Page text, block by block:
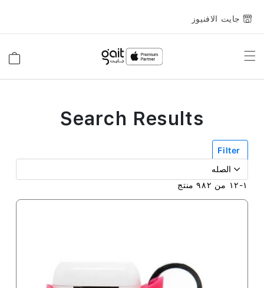
جايت الافنيوز
Toggle
Filter
١-١٢ من ٩٨٢منتج
Search Results